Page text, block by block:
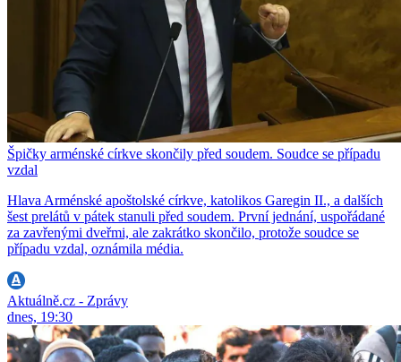
Špičky arménské církve skončily před soudem. Soudce se případu
vzdal
Hlava Arménské apoštolské církve, katolikos Garegin II., a dalších
šest prelátů v pátek stanuli před soudem. První jednání, uspořádané
za zavřenými dveřmi, ale zakrátko skončilo, protože soudce se
případu vzdal, oznámila média.
Aktuálně.cz - Zprávy
dnes, 19:30